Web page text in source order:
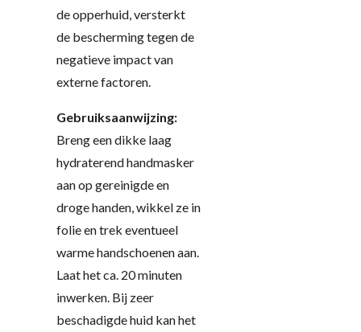
de opperhuid, versterkt
de bescherming tegen de
negatieve impact van
externe factoren.
Gebruiksaanwijzing:
Breng een dikke laag
hydraterend handmasker
aan op gereinigde en
droge handen, wikkel ze in
folie en trek eventueel
warme handschoenen aan.
Laat het ca. 20 minuten
inwerken. Bij zeer
beschadigde huid kan het